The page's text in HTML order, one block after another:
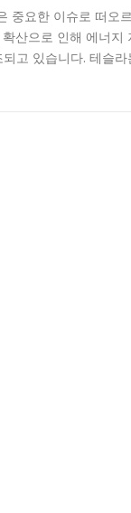
중요한 이슈로 떠오
산으로 인해 에너지
고 있습니다. 테슬